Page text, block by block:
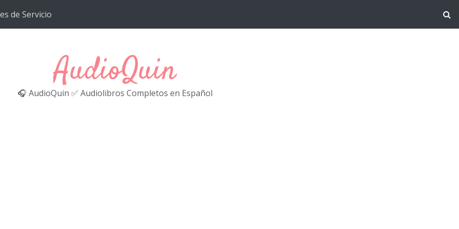
de Servicio
AudioQuin
🎧 AudioQuin ✅ Audiolibros Completos en Español